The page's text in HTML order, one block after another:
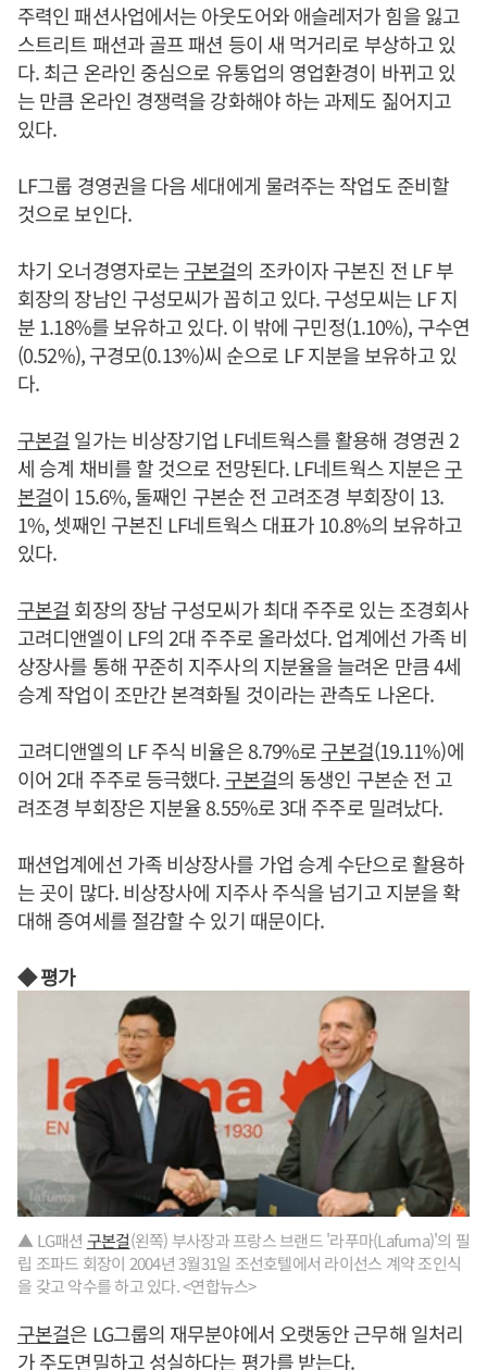
주력인 패션사업에서는 아웃도어와 애슬레저가 힘을 잃고
스트리트 패션과 골프 패션 등이 새 먹거리로 부상하고 있
다. 최근 온라인 중심으로 유통업의 영업환경이 바뀌고 있
는 만큼 온라인 경쟁력을 강화해야 하는 과제도 짊어지고
있다.
LF그룹 경영권을 다음 세대에게 물려주는 작업도 준비할
것으로 보인다.
차기 오너경영자로는구본걸의 조카이자 구본진 전 LF 부
회장의 장남인 구성모씨가 꼽히고 있다. 구성모씨는 LF 지
분 1.18%를 보유하고 있다. 이 밖에 구민정(1.10%), 구수연
(0.52%), 구경모(0.13%)씨 순으로 LF 지분을 보유하고 있
다.
구본걸 일가는 비상장기업 LF네트웍스를 활용해 경영권 2
세 승계 채비를 할 것으로 전망된다. LF네트웍스 지분은구
본걸이 15.6%, 둘째인 구본순 전 고려조경 부회장이 13.
1%, 셋째인 구본진 LF네트웍스 대표가 10.8%의 보유하고
있다.
구본걸 회장의 장남 구성모씨가 최대 주주로 있는 조경회사
고려디앤엘이 LF의 2대 주주로 올라섰다. 업계에선 가족 비
상장사를 통해 꾸준히 지주사의 지분율을 늘려온 만큼 4세
승계 작업이 조만간 본격화될 것이라는 관측도 나온다.
고려디앤엘의 LF 주식 비율은 8.79%로구본걸(19.11%)에
이어 2대 주주로 등극했다. 구본걸의 동생인 구본순 전 고
려조경 부회장은 지분율 8.55%로 3대 주주로 밀려났다.
패션업계에선 가족 비상장사를 가업 승계 수단으로 활용하
는 곳이 많다. 비상장사에 지주사 주식을 넘기고 지분을 확
대해 증여세를 절감할 수 있기 때문이다.
◆ 평가
▲ LG패션 구본걸(왼쪽) 부사장과 프랑스 브랜드 '라푸마(Lafuma)'의 필
립 조파드 회장이 2004년 3월31일 조선호텔에서 라이선스 계약 조인식
을 갖고 악수를 하고 있다. <연합뉴스>
구본걸은 LG그룹의 재무분야에서 오랫동안 근무해 일처리
가 주도면밀하고 성실하다는 평가를 받는다.